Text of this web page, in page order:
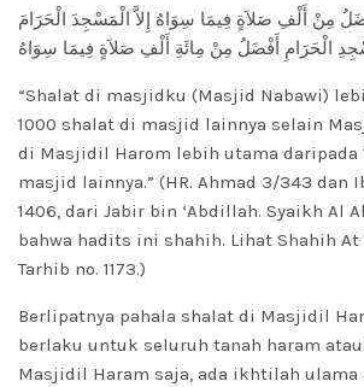
مِنْ أَلْفِ صَلاَةٍ فِيمَا سِوَاهُ إِلاَّ الْمَسْجِدَ الْحَرَامَ
الْحَرَامِ أَفْضَلُ مِنْ مِائَةِ أَلْفِ صَلاَةٍ فِيمَا سِوَاهُ
“Shalat di masjidku (Masjid Nabawi)
1000 shalat di masjid lainnya selain
di Masjidil Harom lebih utama daripada
masjid lainnya.” (HR. Ahmad 3/343 dan
1406, dari Jabir bin ‘Abdillah. Syaikh Al
bahwa hadits ini shahih. Lihat Shahih At
Tarhib no. 1173.)
Berlipatnya pahala shalat di Masjidil
berlaku untuk seluruh tanah haram
Masjidil Haram saja, ada ikhtilah ulama